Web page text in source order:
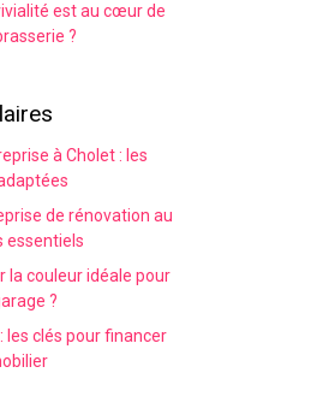
est au cœur de
?
à Cholet : les
de rénovation au
essentiels
la couleur idéale pour
?
les clés pour financer